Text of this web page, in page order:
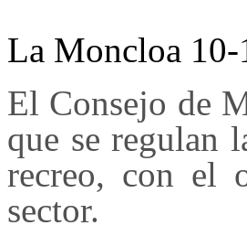
La Moncloa
El Consejo de
que se regulan
recreo, con el
sector.